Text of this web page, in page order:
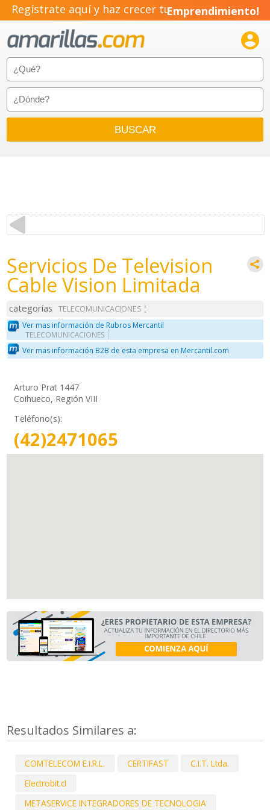
Regístrate aquí y haz crecer tuEmprendimiento!

Servicios De Television
Cable Vision Limitada
categorías
TELECOMUNICACIONES
Ver mas información de Rubros Mercantil
TELECOMUNICACIONES
Ver mas información B2B de esta empresa en Mercantil.com
Arturo Prat 1447
Coihueco, Región VIII
Teléfono(s):
(42)2471065
Resultados Similares a:
COMTELECOM E.I.R.L. CERTIFAST
C.I.T. Ltda.
Electrobit.cl
METASERVICE INTEGRADORES DE TECNOLOGIA